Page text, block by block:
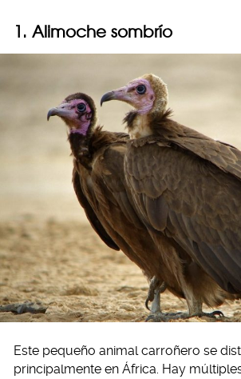
1. Alimoche sombrío
Este pequeño animal carroñero se
principalmente en África. Hay